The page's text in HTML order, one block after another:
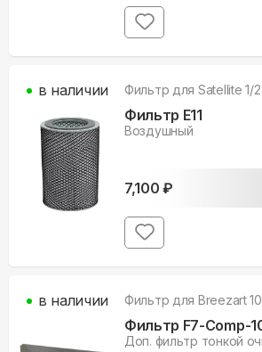
Фильтр для Satellite 1/2
Фильтр E11
Воздушный
7,100 ₽
в наличии
Фильтр для Breezart
Фильтр F7-Comp-
Доп. фильтр тонкой
в наличии